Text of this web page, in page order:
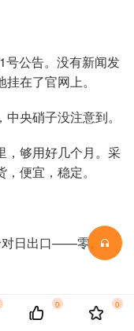
号公告。没有新闻发
在了官网上。
央硝子没注意到。
，够用好几个月。采
便宜，稳定。
对日出口——零。
至4月中国对日钨
0 0